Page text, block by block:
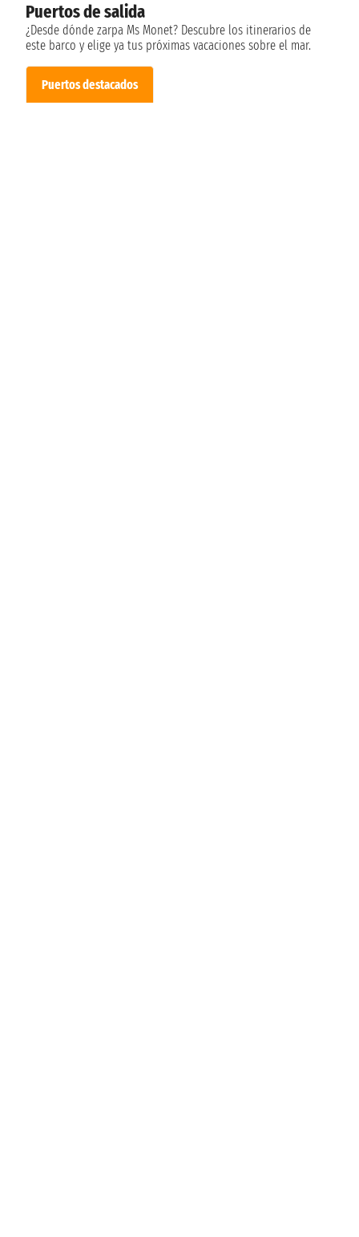
Puertos de salida
¿Desde dónde zarpa Ms Monet? Descubre los itinerarios de
este barco y elige ya tus próximas vacaciones sobre el mar.
Puertos destacados